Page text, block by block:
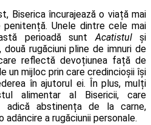
Biserica încurajează o viață mai
Unele dintre cele mai
perioadă suntAcatistulși
două rugăciuni pline de imnuri de
reflectă devoțiunea față de
un mijloc prin care credincioșii își
în ajutorul ei. În plus, mulți
alimentar al Bisericii, care
adică abstinența de la carne,
adâncire a rugăciunii personale.